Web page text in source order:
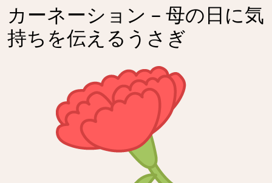
カーネーション – 母の日に気
持ちを伝えるうさぎ